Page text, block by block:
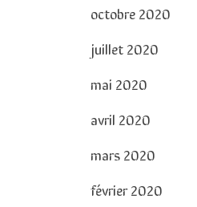
octobre 2020
juillet 2020
mai 2020
avril 2020
mars 2020
février 2020